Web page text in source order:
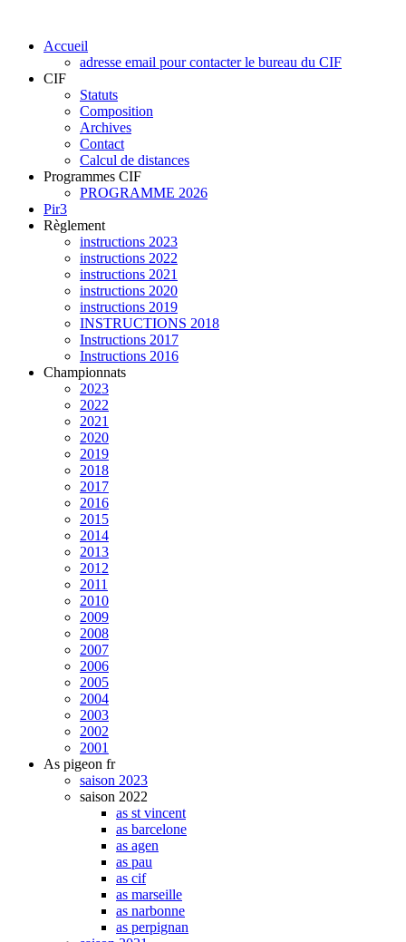
Accueil
adresse email pour contacter le bureau du CIF
CIF
Statuts
Composition
Archives
Contact
Calcul de distances
Programmes CIF
PROGRAMME 2026
Pir3
Règlement
instructions 2023
instructions 2022
instructions 2021
instructions 2020
instructions 2019
INSTRUCTIONS 2018
Instructions 2017
Instructions 2016
Championnats
2023
2022
2021
2020
2019
2018
2017
2016
2015
2014
2013
2012
2011
2010
2009
2008
2007
2006
2005
2004
2003
2002
2001
As pigeon fr
saison 2023
saison 2022
as st vincent
as barcelone
as agen
as pau
as cif
as marseille
as narbonne
as perpignan